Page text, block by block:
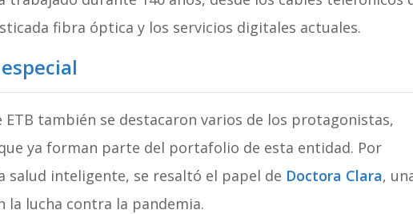
fibra óptica y los servicios digitales actuales.
también se destacaron varios de los protagonistas,
ya forman parte del portafolio de esta entidad. Por
salud inteligente, se resaltó el papel de Doctora Clara,
la lucha contra la pandemia.